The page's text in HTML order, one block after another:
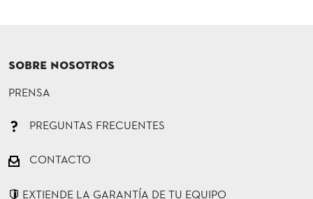
SOBRE NOSOTROS
PRENSA
PREGUNTAS FRECUENTES
CONTACTO
EXTIENDE LA GARANTÍA DE TU EQUIPO